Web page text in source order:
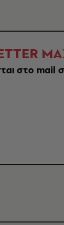
στο mail